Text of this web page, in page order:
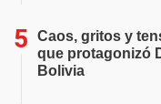
Caos, gritos y
que protagonizó
Bolivia